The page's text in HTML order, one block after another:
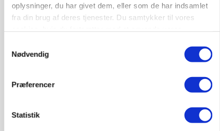
oplysninger, du har givet dem, eller som de har indsamlet
fra din brug af deres tjenester. Du samtykker til vores
Nødvendig
Præferencer
Statistik
»Nu stopper I«: Landbrugsdebattør og
protestgruppe vil demonstrere mod ny